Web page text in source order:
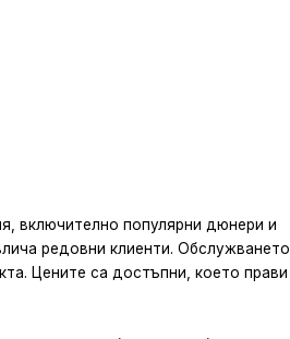
включително популярни дюнери и
редовни клиенти. Обслужването
Цените са достъпни, което прави